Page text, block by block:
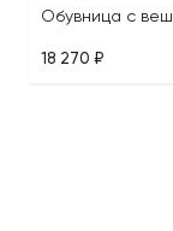
18 270 ₽